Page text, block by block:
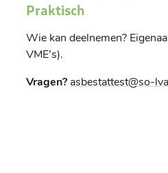
Praktisch
Wie kan deelnemen?
VME’s).
Vragen? asbestattest@so-